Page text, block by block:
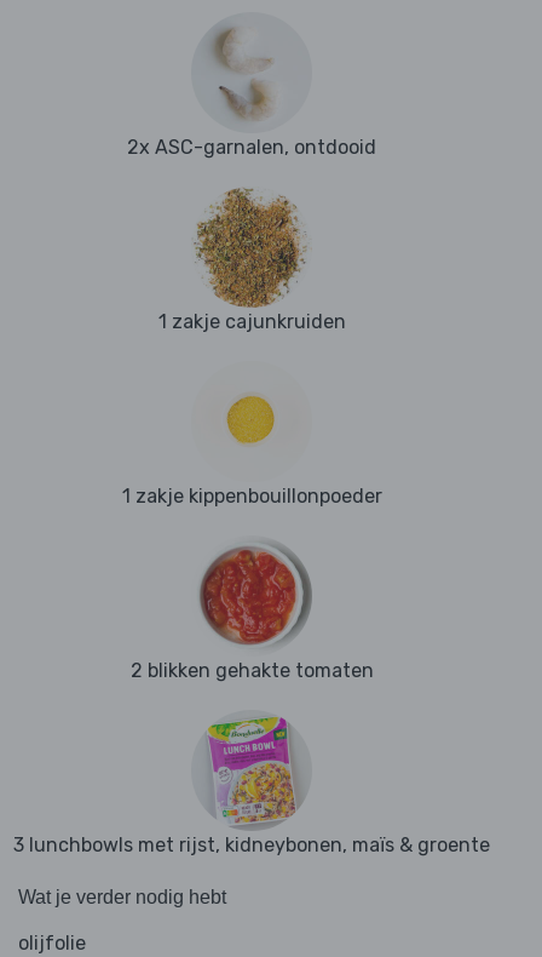
2x ASC-garnalen, ontdooid
1 zakje cajunkruiden
1 zakje kippenbouillonpoeder
2 blikken gehakte tomaten
3 lunchbowls met rijst, kidneybonen, maïs & groente
Wat je verder nodig hebt
olijfolie